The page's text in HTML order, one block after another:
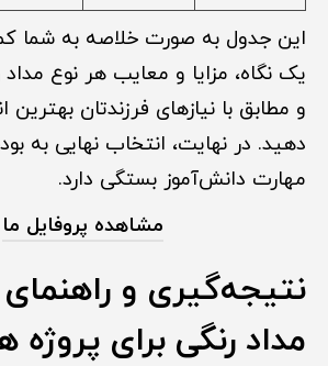
این جدول به صورت خلاصه به شما
یک نگاه، مزایا و معایب هر نوع
و مطابق با نیازهای فرزندتان بهترین
دهید. در نهایت، انتخاب نهایی به
مهارت دانش‌آموز بستگی دارد.
مشاهده پروفایل ما
نتیجه‌گیری و راهنمای
مداد رنگی برای